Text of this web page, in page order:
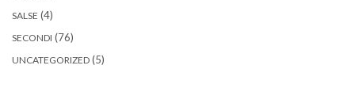
SALSE (4)
SECONDI (76)
UNCATEGORIZED (5)